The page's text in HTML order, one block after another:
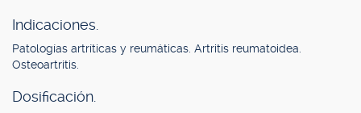
Indicaciones.
Patologías artríticas y reumáticas. Artritis reumatoidea.
Osteoartritis.
Dosificación.